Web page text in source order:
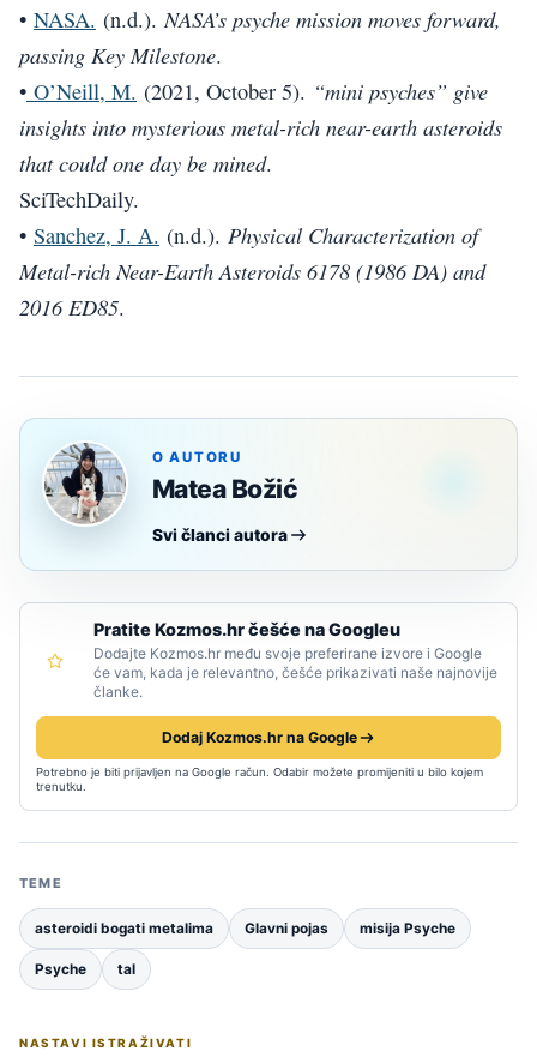
• NASA. (n.d.).NASA’s psyche mission moves forward,
passing Key Milestone.
• O’Neill, M. (2021, October 5). “mini psyches” give
insights into mysterious metal-rich near-earth asteroids
that could one day be mined.
SciTechDaily.
• Sanchez, J. А. (n.d.). Physical Characterization of
Metal-rich Near-Earth Asteroids 6178 (1986 DA) and
2016 ED85.
O AUTORU
Matea Božić
Svi članci autora
Pratite Kozmos.hr češće na Googleu
Dodajte Kozmos.hr među svoje preferirane izvore i Google
će vam, kada je relevantno, češće prikazivati naše najnovije
članke.
Dodaj Kozmos.hr na Google
Potrebno je biti prijavljen na Google račun. Odabir možete promijeniti u bilo kojem
trenutku.
TEME
asteroidi bogati metalima Glavni pojas misija Psyche
Psyche tal
NASTAVI ISTRAŽIVATI